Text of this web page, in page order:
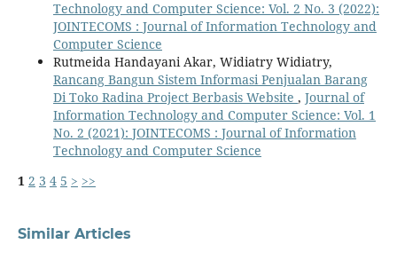
Technology and Computer Science: Vol. 2 No. 3 (2022):
JOINTECOMS : Journal of Information Technology and
Computer Science
Rutmeida Handayani Akar, Widiatry Widiatry,
Rancang Bangun Sistem Informasi Penjualan Barang
Di Toko Radina Project Berbasis Website , Journal of
Information Technology and Computer Science: Vol. 1
No. 2 (2021): JOINTECOMS : Journal of Information
Technology and Computer Science
1 2 3 4 5 > >>
Similar Articles